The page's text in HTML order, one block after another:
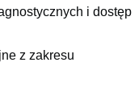
i dostęp
z zakresu